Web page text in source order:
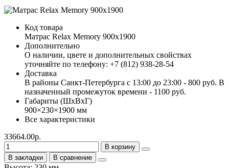
Код товара
Матрас Relax Memory 900х1900
Дополнительно
О наличии, цвете и дополнительных свойствах
уточняйте по телефону: +7 (812) 938-28-54
Доставка
В районы Санкт-Петербурга с 13:00 до 23:00 - 800 руб. В
назначенный промежуток времени - 1100 руб.
Габариты (ШхВхГ)
900×230×1900 мм
Все характеристики
33664.00р.
В корзину
В закладки
В сравнение